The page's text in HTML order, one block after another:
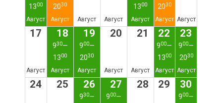
1300
Август
2030
Август Август Август
1300
Август
2030
Август Август
17
Август
18
930—
1300
Август
19
900—
2030
Август
20
Август
21
Август
22
900—
1300
Август
23
900—
2030
Август
24 25 26
930—
27
900—
28 29 30
900—